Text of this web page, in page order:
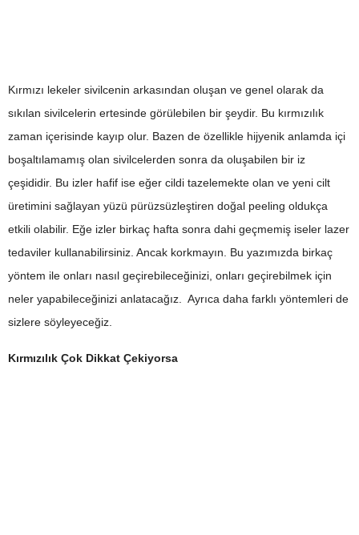
Kırmızı lekeler sivilcenin arkasından oluşan ve genel olarak da
sıkılan sivilcelerin ertesinde görülebilen bir şeydir. Bu kırmızılık
zaman içerisinde kayıp olur. Bazen de özellikle hijyenik anlamda içi
boşaltılamamış olan sivilcelerden sonra da oluşabilen bir iz
çeşididir. Bu izler hafif ise eğer cildi tazelemekte olan ve yeni cilt
üretimini sağlayan yüzü pürüzsüzleştiren doğal peeling oldukça
etkili olabilir. Eğe izler birkaç hafta sonra dahi geçmemiş iseler lazer
tedaviler kullanabilirsiniz. Ancak korkmayın. Bu yazımızda birkaç
yöntem ile onları nasıl geçirebileceğinizi, onları geçirebilmek için
neler yapabileceğinizi anlatacağız. Ayrıca daha farklı yöntemleri de
sizlere söyleyeceğiz.
Kırmızılık Çok Dikkat Çekiyorsa